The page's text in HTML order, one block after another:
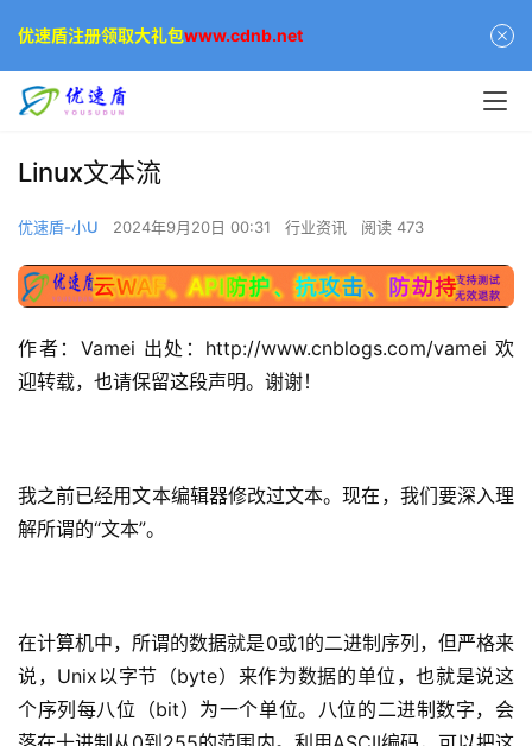
Linux文本流
优速盾-小U 2024年9月20日 00:31 行业资讯 阅读 473
作者：Vamei 出处：http://www.cnblogs.com/vamei 欢
迎转载，也请保留这段声明。谢谢！
我之前已经用文本编辑器修改过文本。现在，我们要深入理
解所谓的“文本”。
在计算机中，所谓的数据就是0或1的二进制序列，但严格来
说，Unix以字节 （byte）来作为数据的单位，也就是说这
个序列每八位（bit）为一个单位。八位的二进制数字，会
优速盾注册领取大礼包www.cdnb.net